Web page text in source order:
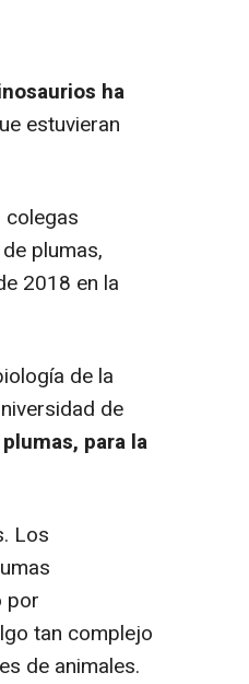
ha
estuvieran
colegas
plumas,
2018 en la
de la
de
para la
Los
por
tan complejo
de animales.